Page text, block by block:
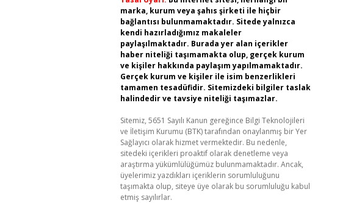
marka, kurum veya şahıs şirketi ile hiçbir
bağlantısı bulunmamaktadır. Sitede yalnızca
kendi hazırladığımız makaleler
paylaşılmaktadır. Burada yer alan içerikler
haber niteliği taşımamakta olup, gerçek kurum
ve kişiler hakkında paylaşım yapılmamaktadır.
Gerçek kurum ve kişiler ile isim benzerlikleri
tamamen tesadüfidir. Sitemizdeki bilgiler taslak
halindedir ve tavsiye niteliği taşımazlar.
Sitemiz, 5651 Sayılı Kanun gereğince Bilgi Teknolojileri
ve İletişim Kurumu (BTK) tarafından onaylanmış bir Yer
Sağlayıcı olarak hizmet vermektedir. Bu nedenle,
sitedeki içerikleri proaktif olarak denetleme veya
araştırma yükümlülüğümüz bulunmamaktadır. Ancak,
üyelerimiz yazdıkları içeriklerin sorumluluğunu
taşımakta olup, siteye üye olarak bu sorumluluğu kabul
etmiş sayılırlar.